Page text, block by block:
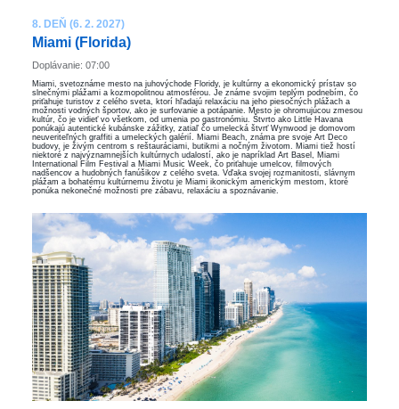
8. DEŇ (6. 2. 2027)
Miami (Florida)
Doplávanie: 07:00
Miami, svetoznáme mesto na juhovýchode Floridy, je kultúrny a ekonomický prístav so
slnečnými plážami a kozmopolitnou atmosférou. Je známe svojim teplým podnebím, čo
priťahuje turistov z celého sveta, ktorí hľadajú relaxáciu na jeho piesočných plážach a
možnosti vodných športov, ako je surfovanie a potápanie. Mesto je ohromujúcou zmesou
kultúr, čo je vidieť vo všetkom, od umenia po gastronómiu. Štvrto ako Little Havana
ponúkajú autentické kubánske zážitky, zatiaľ čo umelecká štvrť Wynwood je domovom
neuveriteľných graffiti a umeleckých galérií. Miami Beach, známa pre svoje Art Deco
budovy, je živým centrom s reštauráciami, butikmi a nočným životom. Miami tiež hostí
niektoré z najvýznamnejších kultúrnych udalostí, ako je napríklad Art Basel, Miami
International Film Festival a Miami Music Week, čo priťahuje umelcov, filmových
nadšencov a hudobných fanúšikov z celého sveta. Vďaka svojej rozmanitosti, slávnym
plážam a bohatému kultúrnemu životu je Miami ikonickým americkým mestom, ktoré
ponúka nekonečné možnosti pre zábavu, relaxáciu a spoznávanie.